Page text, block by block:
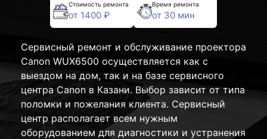
Стоимость ремонта
от 1400 ₽
Время ремонта
от 30 мин
Сервисный ремонт и обслуживание проектора
Canon WUX6500 осуществляется как с
выездом на дом, так и на базе сервисного
центра Canon в Казани. Выбор зависит от типа
поломки и пожелания клиента. Сервисный
центр располагает всем нужным
оборудованием для диагностики и устранения